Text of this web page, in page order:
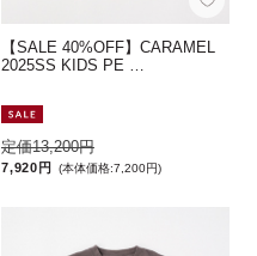
【SALE 40%OFF】CARAMEL
2025SS KIDS PE …
定価13,200円
7,920円 (本体価格:7,200円)